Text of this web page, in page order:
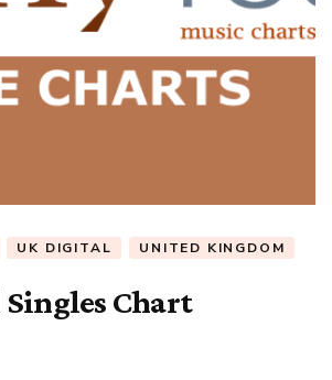
UK DIGITAL UNITED KINGDOM
Chart